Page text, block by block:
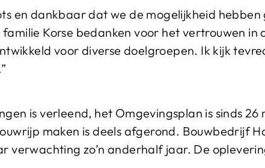
en dankbaar dat we de mogelijkheid
Korse bedanken voor het vertrouwen in
voor diverse doelgroepen. Ik kijk
is verleend, het Omgevingsplan is sinds
maken is deels afgerond. Bouwbedrijf
verwachting zo’n anderhalf jaar. De